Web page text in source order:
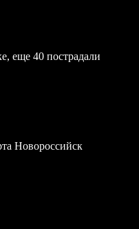
еще 40 пострадали
Новороссийск